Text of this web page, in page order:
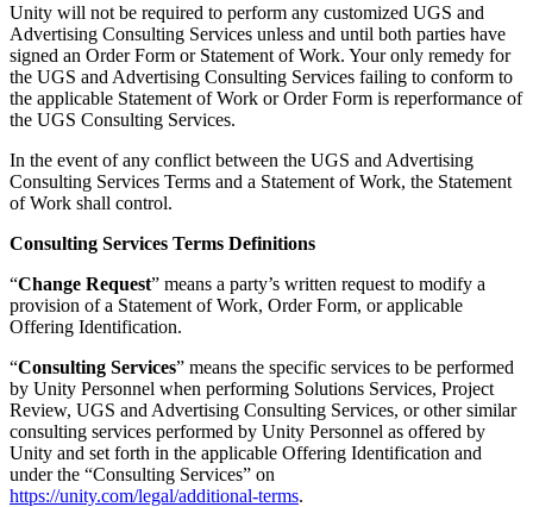
Unity will not be required to perform any customized UGS and
Advertising Consulting Services unless and until both parties have
signed an Order Form or Statement of Work. Your only remedy for
the UGS and Advertising Consulting Services failing to conform to
the applicable Statement of Work or Order Form is reperformance of
the UGS Consulting Services.
In the event of any conflict between the UGS and Advertising
Consulting Services Terms and a Statement of Work, the Statement
of Work shall control.
Consulting Services Terms Definitions
“Change Request” means a party’s written request to modify a
provision of a Statement of Work, Order Form, or applicable
Offering Identification.
“Consulting Services” means the specific services to be performed
by Unity Personnel when performing Solutions Services, Project
Review, UGS and Advertising Consulting Services, or other similar
consulting services performed by Unity Personnel as offered by
Unity and set forth in the applicable Offering Identification and
under the “Consulting Services” on
https://unity.com/legal/additional-terms.